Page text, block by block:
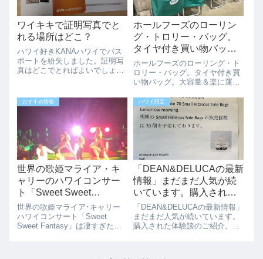
ワイキキで証明写真でと
れる場所はどこ？
ハワイ好きKANAハワイでパス
ポートを紛失しました。証明写
真はどこでとればよいでしょう
便利ですよ！！ワイキキで証明
写真でとれる場所はどこ？ハワ
イで急に証明写真が必要になっ
た場合に...
ホールフーズのローリン
グ・トロリー・バッグ。
タイヤ付き買い物バッ
グ。大容量＆楽に運べま
す。
ホールフーズのローリング・ト
ロリー・バッグ。タイヤ付き買
い物バッグ。大容量＆楽に運べ
グ・トロリー・バッグ」が販売
されています。タイヤ付きのバ
ッグで重い荷物ときに助かりそ
うです。デザインは、ホールフ
おすすめ情報
世界の歌姫マライア・キ
ャリーのハワイコンサー
ト「Sweet Sweet
Fantasy」はやっぱり凄す
ぎた！！
世界の歌姫マライア･キャリー
ハワイコンサート「Sweet
Sweet Fantasy」は凄すぎた。
ハワイ限定
「DEAN&DELUCAの最新
情報」まだまだ人気が続
いています。購入された
体験談のご紹介。2018年
11月
「DEAN&DELUCAの最新情報」
まだまだ人気が続いています。
購入された体験談のご紹介。